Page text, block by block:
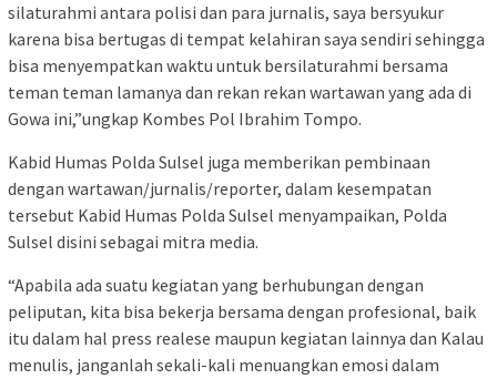
silaturahmi antara polisi dan para jurnalis, saya bersyukur
karena bisa bertugas di tempat kelahiran saya sendiri sehingga
bisa menyempatkan waktu untuk bersilaturahmi bersama
teman teman lamanya dan rekan rekan wartawan yang ada di
Gowa ini,”ungkap Kombes Pol Ibrahim Tompo.
Kabid Humas Polda Sulsel juga memberikan pembinaan
dengan wartawan/jurnalis/reporter, dalam kesempatan
tersebut Kabid Humas Polda Sulsel menyampaikan, Polda
Sulsel disini sebagai mitra media.
“Apabila ada suatu kegiatan yang berhubungan dengan
peliputan, kita bisa bekerja bersama dengan profesional, baik
itu dalam hal press realese maupun kegiatan lainnya dan Kalau
menulis, janganlah sekali-kali menuangkan emosi dalam